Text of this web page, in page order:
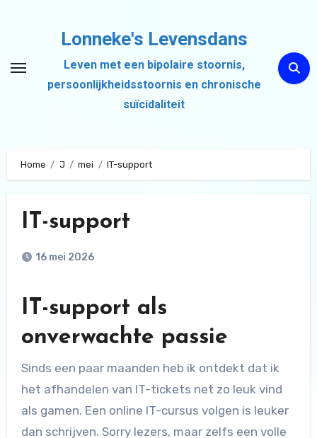
inhoud
Lonneke's Levensdans
Leven met een bipolaire stoornis,
persoonlijkheidsstoornis en chronische
suïcidaliteit
Home J mei IT-support
IT-support
16 mei 2026
IT-support als
onverwachte passie
Sinds een paar maanden heb ik ontdekt dat ik
het afhandelen van IT-tickets net zo leuk vind
als gamen. Een online IT-cursus volgen is leuker
dan schrijven. Sorry lezers, maar zelfs een volle